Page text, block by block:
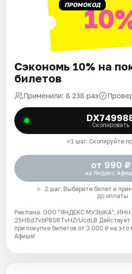
ПРОМОКОД
Сэкономь 10% на
билетов
Применили: 8 238 раз
Скопировать
1 шаг. Скопируйте
от 990 ₽
на Яндекс
2 шаг. Выберите билет и
до оплаты
Реклама. ООО "ЯНДЕКС МУЗЫКА", ИНН:
25H8d7vbP8SRTvHZrUcdLB
при покупке билетов от 3 000 ₽ на
Афише!